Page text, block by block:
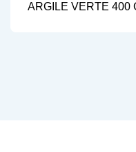
ARGILE VERTE 400